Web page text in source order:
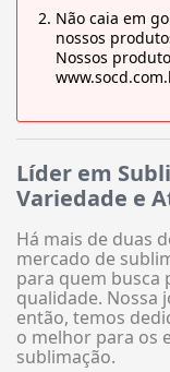
Não caia em
nossos
Nossos
Líder em
Variedade e
Há mais de duas
mercado de
para quem busca
qualidade. Nossa
então, temos
o melhor para os
sublimação.